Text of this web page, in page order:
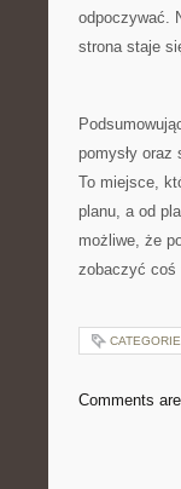
odpoczywać.
strona staje
pomysły oraz
To miejsce,
planu, a od
możliwe, że
zobaczyć coś
Comments